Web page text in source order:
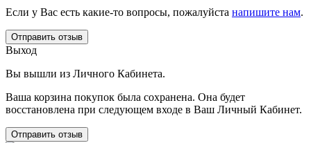
Если у Вас есть какие-то вопросы, пожалуйста напишите нам.
Отправить отзыв
Выход
Вы вышли из Личного Кабинета.
Ваша корзина покупок была сохранена. Она будет
восстановлена при следующем входе в Ваш Личный Кабинет.
Отправить отзыв